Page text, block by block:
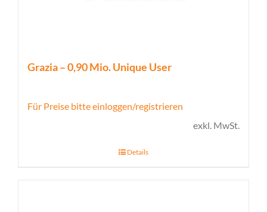
Grazia – 0,90 Mio. Unique User
Für Preise bitte einloggen/registrieren
exkl. MwSt.
Details